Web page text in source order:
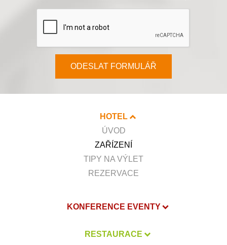
ODESLAT FORMULÁŘ
HOTEL
ÚVOD
ZAŘÍZENÍ
TIPY NA VÝLET
REZERVACE
KONFERENCE EVENTY
RESTAURACE